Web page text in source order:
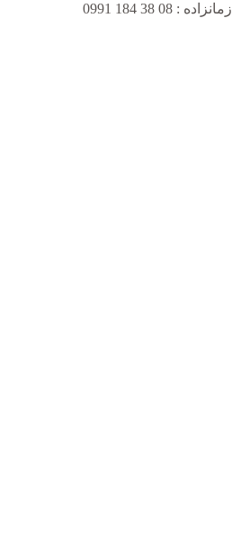
زمانزاده : 08 38 184 0991